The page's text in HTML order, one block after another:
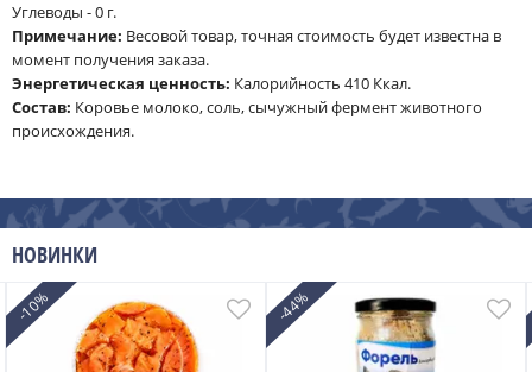
Углеводы - 0 г.
Примечание: Весовой товар, точная стоимость будет известна в
момент получения заказа.
Энергетическая ценность: Калорийность 410 Ккал.
Cостав: Коровье молоко, соль, сычужный фермент животного
происхождения.
НОВИНКИ
-10% -44%